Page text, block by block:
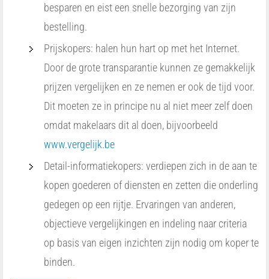
besparen en eist een snelle bezorging van zijn
bestelling.
Prijskopers: halen hun hart op met het Internet.
Door de grote transparantie kunnen ze gemakkelijk
prijzen vergelijken en ze nemen er ook de tijd voor.
Dit moeten ze in principe nu al niet meer zelf doen
omdat makelaars dit al doen, bijvoorbeeld
www.vergelijk.be
Detail-informatiekopers: verdiepen zich in de aan te
kopen goederen of diensten en zetten die onderling
gedegen op een rijtje. Ervaringen van anderen,
objectieve vergelijkingen en indeling naar criteria
op basis van eigen inzichten zijn nodig om koper te
binden.